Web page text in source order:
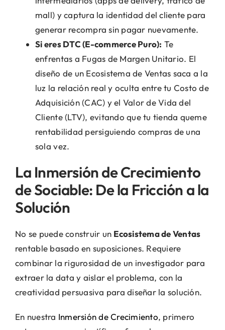
mall) y captura la identidad del cliente para
generar recompra sin pagar nuevamente.
Si eres DTC (E-commerce Puro): Te
enfrentas a Fugas de Margen Unitario. El
diseño de un Ecosistema de Ventas saca a la
luz la relación real y oculta entre tu Costo de
Adquisición (CAC) y el Valor de Vida del
Cliente (LTV), evitando que tu tienda queme
rentabilidad persiguiendo compras de una
sola vez.
La Inmersión de Crecimiento
de Sociable: De la Fricción a la
Solución
No se puede construir un Ecosistema de Ventas
rentable basado en suposiciones. Requiere
combinar la rigurosidad de un investigador para
extraer la data y aislar el problema, con la
creatividad persuasiva para diseñar la solución.
En nuestra Inmersión de Crecimiento, primero